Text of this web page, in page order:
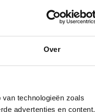
Over
technologieën zoals
advertenties en content,